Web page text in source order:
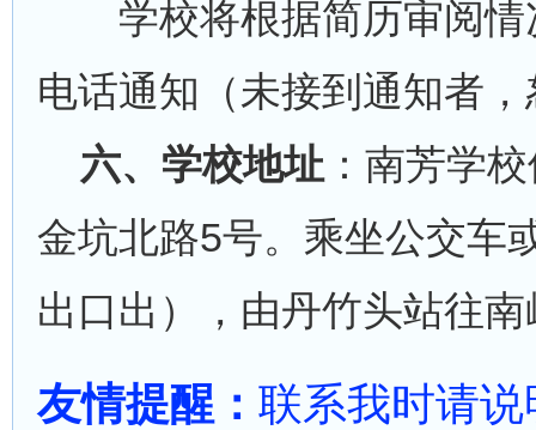
学校将根据简历审阅情
电话通知（未接到通知者
六、学校地址 ：南芳学
金坑北路5号。乘坐公交车
出口出），由丹竹头站往
友情提醒： 联系我时请